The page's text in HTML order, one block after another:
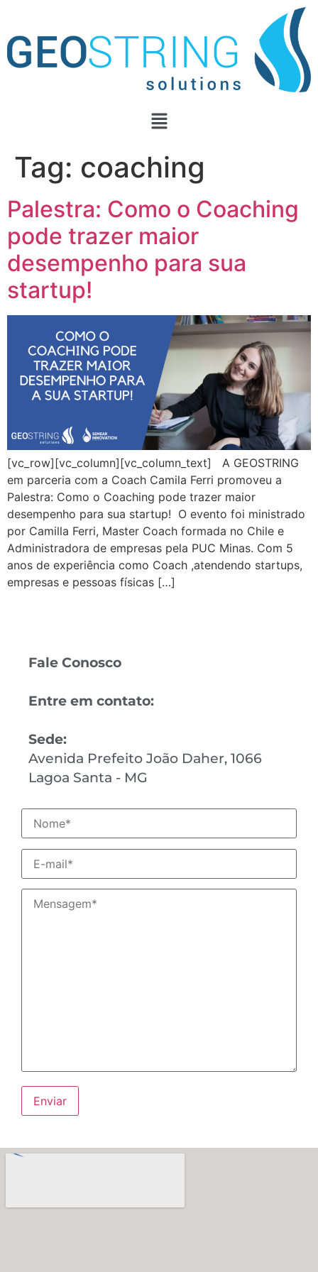
Tag: coaching
Palestra: Como o Coaching
pode trazer maior
desempenho para sua
startup!
[vc_row][vc_column][vc_column_text] A GEOSTRING
em parceria com a Coach Camila Ferri promoveu a
Palestra: Como o Coaching pode trazer maior
desempenho para sua startup! O evento foi ministrado
por Camilla Ferri, Master Coach formada no Chile e
Administradora de empresas pela PUC Minas. Com 5
anos de experiência como Coach ,atendendo startups,
empresas e pessoas físicas […]
Fale Conosco
Entre em contato:
Sede:
Avenida Prefeito João Daher, 1066
Lagoa Santa - MG